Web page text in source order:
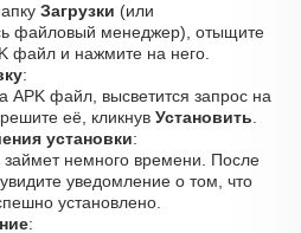
Загрузки (или
файловый менеджер), отыщите
файл и нажмите на него.
:
APK файл, высветится запрос на
её, кликнув Установить
установки:
займет немного времени. После
уведомление о том, что
установлено.
: